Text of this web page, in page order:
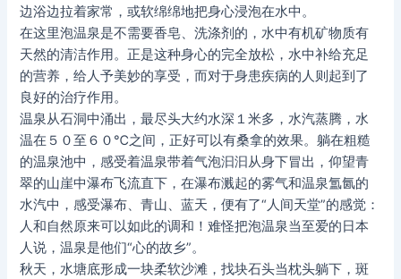
边浴边拉着家常，或软绵绵地把身心浸泡在水中。
在这里泡温泉是不需要香皂、洗涤剂的，水中有机矿物质有
天然的清洁作用。正是这种身心的完全放松，水中补给充足
的营养，给人予美妙的享受，而对于身患疾病的人则起到了
良好的治疗作用。
温泉从石洞中涌出，最尽头大约水深１米多，水汽蒸腾，水
温在５０至６０℃之间，正好可以有桑拿的效果。躺在粗糙
的温泉池中，感受着温泉带着气泡汩汩从身下冒出，仰望青
翠的山崖中瀑布飞流直下，在瀑布溅起的雾气和温泉氲氤的
水汽中，感受瀑布、青山、蓝天，便有了“人间天堂”的感觉：
人和自然原来可以如此的调和！难怪把泡温泉当至爱的日本
人说，温泉是他们“心的故乡”。
秋天，水塘底形成一块柔软沙滩，找块石头当枕头躺下，斑